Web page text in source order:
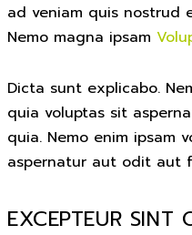
ad veniam quis nostrud
Nemo magna ipsam
Dicta sunt explicabo.
quia voluptas sit
quia. Nemo enim ipsam
aspernatur aut odit aut
EXCEPTEUR SINT